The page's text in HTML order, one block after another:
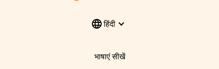
हिंदी
भाषाएं सीखें